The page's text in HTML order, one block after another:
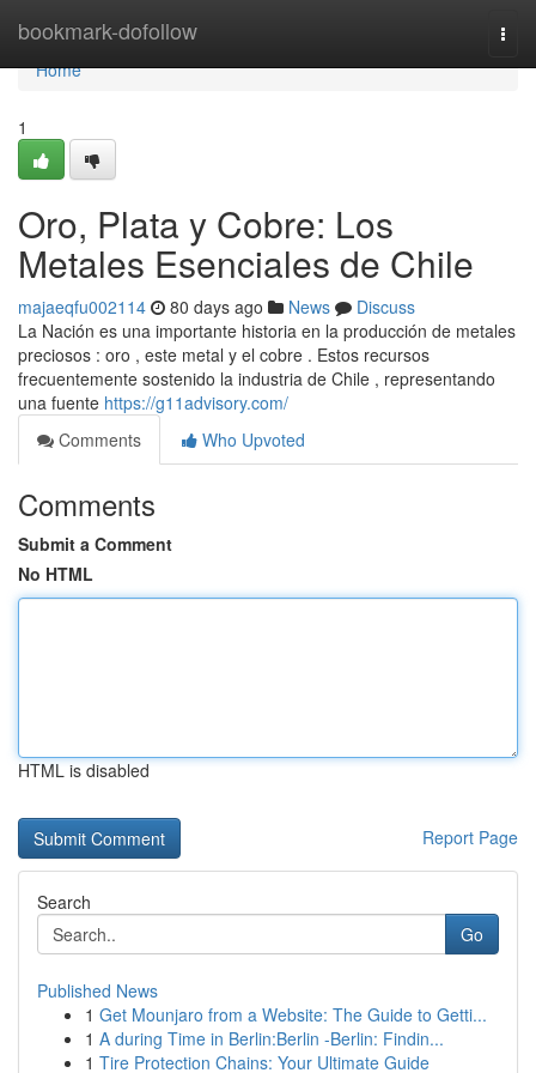
bookmark-dofollow
Home
Home
1
Oro, Plata y Cobre: Los
Metales Esenciales de Chile
majaeqfu002114 80 days ago News
Discuss
La Nación es una importante historia en la producción de metales
preciosos : oro , este metal y el cobre . Estos recursos
frecuentemente sostenido la industria de Chile , representando
una fuente https://g11advisory.com/
Comments
Who Upvoted
Comments
Submit a Comment
No HTML
HTML is disabled
Report Page
Search
Go
Published News
1 Get Mounjaro from a Website: The Guide to Getti...
1 A during Time in Berlin:Berlin -Berlin: Findin...
1 Tire Protection Chains: Your Ultimate Guide